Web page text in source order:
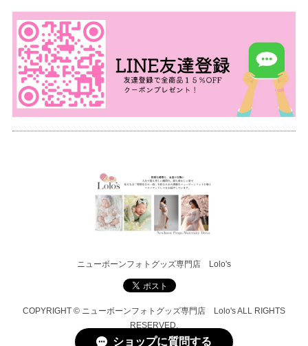
ニューボーンフォトグッズ専門店 Lolo's
COPYRIGHT © ニューボーンフォトグッズ専門店 Lolo's ALL RIGHTS
RESERVED.
ショップに質問する